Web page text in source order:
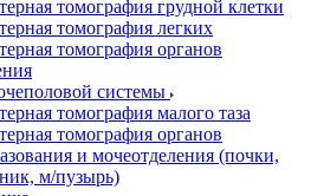
томография грудной клетки
томография легких
томография органов
системы
томография малого таза
томография органов
и мочеотделения (почки,
м/пузырь)